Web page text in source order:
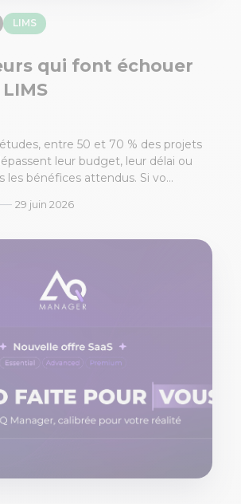
LIMS
qui font échouer
entre 50 et 70 % des projets
leur budget, leur délai ou
les bénéfices attendus. Si vo...
— 29 juin 2026